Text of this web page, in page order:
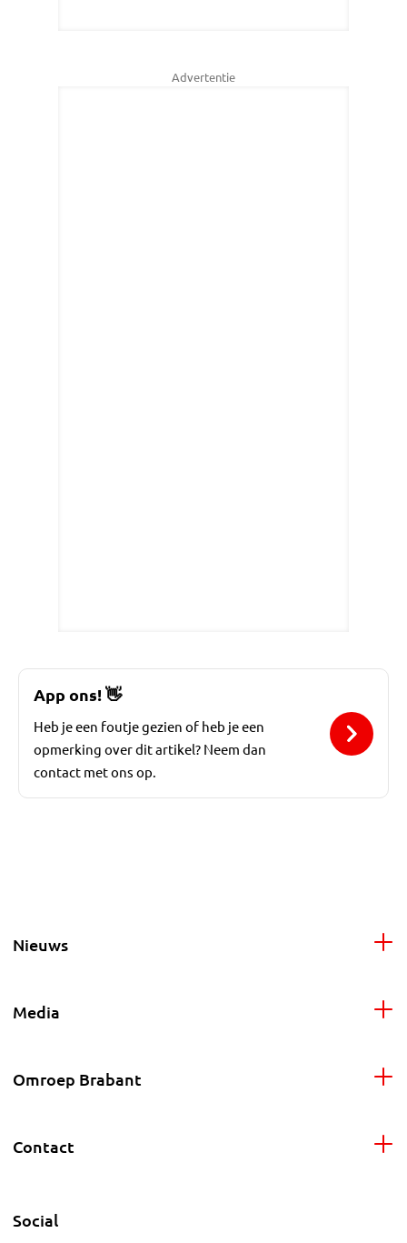
Advertentie
App ons!👋
Heb je een foutje gezien of heb je een
opmerking over dit artikel? Neem dan
contact met ons op.
Nieuws
Media
Omroep Brabant
Contact
Social